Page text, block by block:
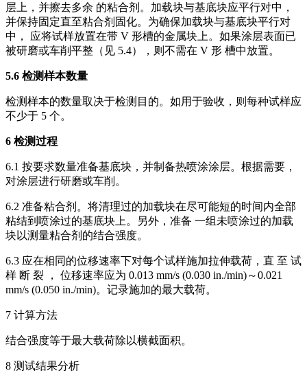
层上，并擦去多余 的粘合剂。加载块与基底块应平行对中，
并保持固定直至粘合剂固化。为确保加载块与基底块平行对
中， 应将试样放置在带 V 形槽的金属块上。如果涂层表面已
被研磨或车削平整（见 5.4），则不需在 V 形 槽中放置。
5.6 检测样本数量
检测样本的数量取决于检测目的。如用于验收，则每种试样应
不少于 5 个。
6 检测过程
6.1 按要求数量准备基底块，并制备热喷涂涂层。根据需要，
对涂层进行研磨或车削。
6.2 准备粘合剂。将清理过的加载块在尽可能短的时间内全部
粘结到喷涂过的基底块上。另外，准备 一组未喷涂过的加载
块以测量粘合剂的结合强度。
6.3 应在相同的位移速率下对每个试样施加拉伸载荷，直 至 试
样 断 裂 ， 位移速率应为 0.013 mm/s (0.030 in./min)～0.021
mm/s (0.050 in./min)。记录施加的最大载荷。
7 计算方法
结合强度等于最大载荷除以横截面积。
8 测试结果分析